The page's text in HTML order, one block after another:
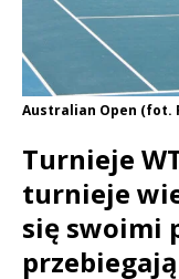
Australian Open (fot.
Turnieje
turnieje
się swoimi